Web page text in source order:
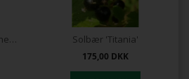
Smalbladet timian 'Coccineus' Solbær 'Titania'
175,00 DKK